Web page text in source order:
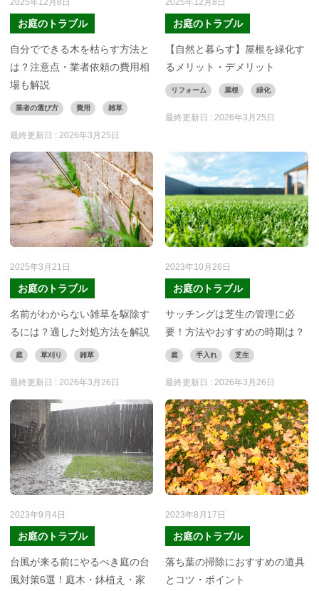
お庭のトラブル
自分でできる木を枯らす方法と
は？注意点・業者依頼の費用相
場も解説
業者の選び方 費用 雑草
最終更新日 : 2026年3月25日
お庭のトラブル
【自然と暮らす】屋根を緑化す
るメリット・デメリット
リフォーム 屋根 緑化
最終更新日 : 2026年3月25日
2025年3月21日
お庭のトラブル
名前がわからない雑草を駆除す
るには？適した対処方法を解説
庭 草刈り 雑草
最終更新日 : 2026年3月26日
2023年10月26日
お庭のトラブル
サッチングは芝生の管理に必
要！方法やおすすめの時期は？
庭 手入れ 芝生
最終更新日 :2026年3月26日
2023年9月4日
お庭のトラブル
台風が来る前にやるべき庭の台
風対策6選！庭木・鉢植え・家
2023年8月17日
お庭のトラブル
落ち葉の掃除におすすめの道具
とコツ・ポイント